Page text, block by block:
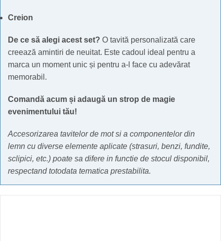
Creion
De ce să alegi acest set? O tavită personalizată care
creează amintiri de neuitat. Este cadoul ideal pentru a
marca un moment unic și pentru a-l face cu adevărat
memorabil.
Comandă acum și adaugă un strop de magie
evenimentului tău!
Accesorizarea tavitelor de mot si a componentelor din
lemn cu diverse elemente aplicate (strasuri, benzi, fundite,
sclipici, etc.) poate sa difere in functie de stocul disponibil,
respectand totodata tematica prestabilita.